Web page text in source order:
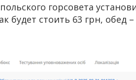
горсовета
будет стоить 63 грн, обед